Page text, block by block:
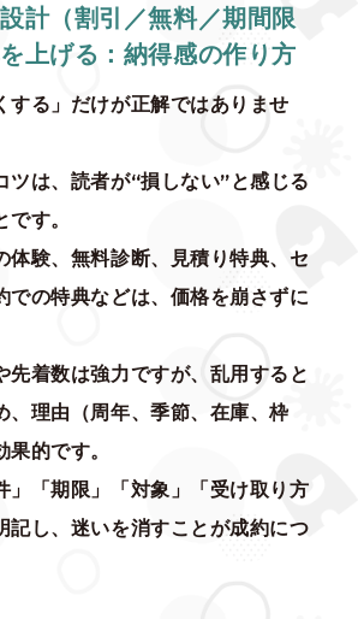
計（割引／無料／期間限
上げる：納得感の作り方
する」だけが正解ではありませ
ツは、読者が“損しない”と感じる
す。
体験、無料診断、見積り特典、セ
での特典などは、価格を崩さずに
先着数は強力ですが、乱用すると
、理由（周年、季節、在庫、枠
的です。
」「期限」「対象」「受け取り方
記し、迷いを消すことが成約につ